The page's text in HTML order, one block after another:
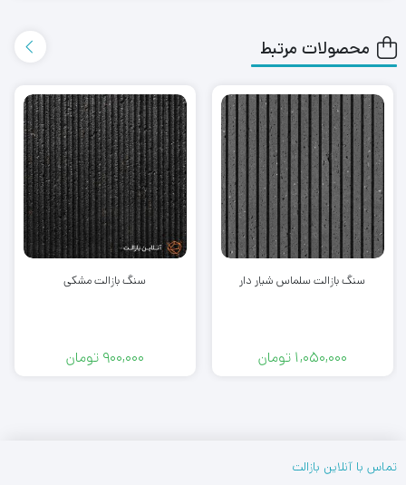
محصولات مرتبط
سنگ بازالت سلماس شیار دار
1,050,000 تومان
سنگ بازالت مشکی
900,000 تومان
تماس با آنلاین بازالت